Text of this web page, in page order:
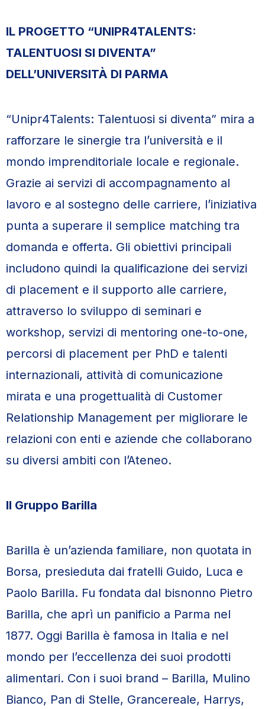
IL PROGETTO “UNIPR4TALENTS:
TALENTUOSI SI DIVENTA”
DELL’UNIVERSITÀ DI PARMA
“Unipr4Talents: Talentuosi si diventa” mira a
rafforzare le sinergie tra l’università e il
mondo imprenditoriale locale e regionale.
Grazie ai servizi di accompagnamento al
lavoro e al sostegno delle carriere, l’iniziativa
punta a superare il semplice matching tra
domanda e offerta. Gli obiettivi principali
includono quindi la qualificazione dei servizi
di placement e il supporto alle carriere,
attraverso lo sviluppo di seminari e
workshop, servizi di mentoring one-to-one,
percorsi di placement per PhD e talenti
internazionali, attività di comunicazione
mirata e una progettualità di Customer
Relationship Management per migliorare le
relazioni con enti e aziende che collaborano
su diversi ambiti con l’Ateneo.
Il Gruppo Barilla
Barilla è un’azienda familiare, non quotata in
Borsa, presieduta dai fratelli Guido, Luca e
Paolo Barilla. Fu fondata dal bisnonno Pietro
Barilla, che aprì un panificio a Parma nel
1877. Oggi Barilla è famosa in Italia e nel
mondo per l’eccellenza dei suoi prodotti
alimentari. Con i suoi brand – Barilla, Mulino
Bianco, Pan di Stelle, Grancereale, Harrys,